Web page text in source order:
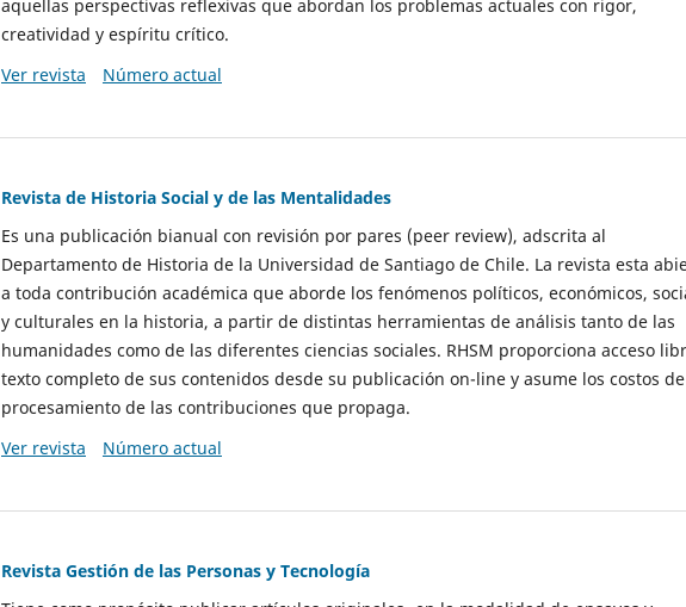
aquellas perspectivas reflexivas que abordan los problemas actuales con rigor,
creatividad y espíritu crítico.
Ver revista
Número actual
Revista de Historia Social y de las Mentalidades
Es una publicación bianual con revisión por pares (peer review), adscrita al
Departamento de Historia de la Universidad de Santiago de Chile. La revista esta
a toda contribución académica que aborde los fenómenos políticos, económicos,
y culturales en la historia, a partir de distintas herramientas de análisis tanto de las
humanidades como de las diferentes ciencias sociales. RHSM proporciona acceso
texto completo de sus contenidos desde su publicación on-line y asume los costos de
procesamiento de las contribuciones que propaga.
Ver revista
Número actual
Revista Gestión de las Personas y Tecnología